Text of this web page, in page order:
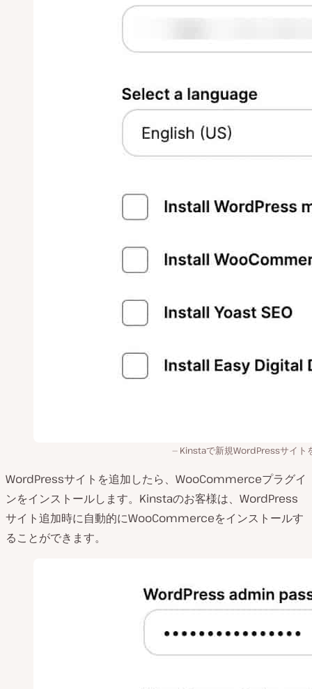
Kinstaで新規WordPressサイト
WordPressサイトを追加したら、WooCommerceプラグイ
ンをインストールします。Kinstaのお客様は、WordPress
サイト追加時に自動的にWooCommerceをインストールす
ることができます。